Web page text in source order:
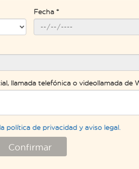
Fecha *
llamada telefónica o videollamada de
la política de privacidad y aviso legal.
Confirmar